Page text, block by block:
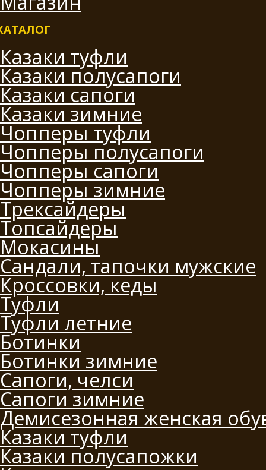
Казаки туфли
Казаки полусапоги
Казаки сапоги
Казаки зимние
Чопперы туфли
Чопперы полусапоги
Чопперы сапоги
Чопперы зимние
Трексайдеры
Топсайдеры
Мокасины
Сандали, тапочки мужские
Кроссовки, кеды
Туфли
Туфли летние
Ботинки
Ботинки зимние
Сапоги, челси
Сапоги зимние
Демисезонная женская
Казаки туфли
Казаки полусапожки